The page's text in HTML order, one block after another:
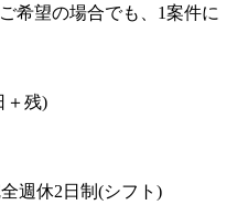
希望の場合でも、1案件に
＋残)
週休2日制(シフト)